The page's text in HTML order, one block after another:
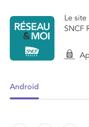
Le
SNCF
Android